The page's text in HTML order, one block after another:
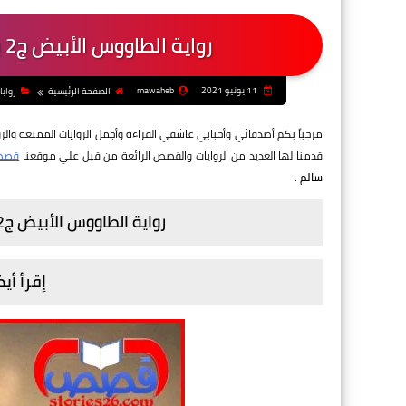
رواية الطاووس الأبيض ج2 بقلم منال سالم - الفصل السابع عشر
mawaheb الصفحة الرئيسية
مرحباً بكم أصدقائي وأحبابي عاشقي القراءة وأجمل الروايات الممتعة
قدمنا لها العديد من الروايات والقصص الرائعة من قبل علي موقعنا
سالم.
رواية الطاووس الأبيض ج2 بقلم منال سالم - الفصل السابع عشر
إقرأ